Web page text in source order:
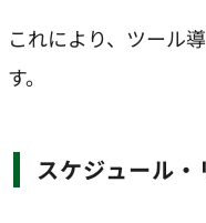
これにより、ツール
す。
スケジュール